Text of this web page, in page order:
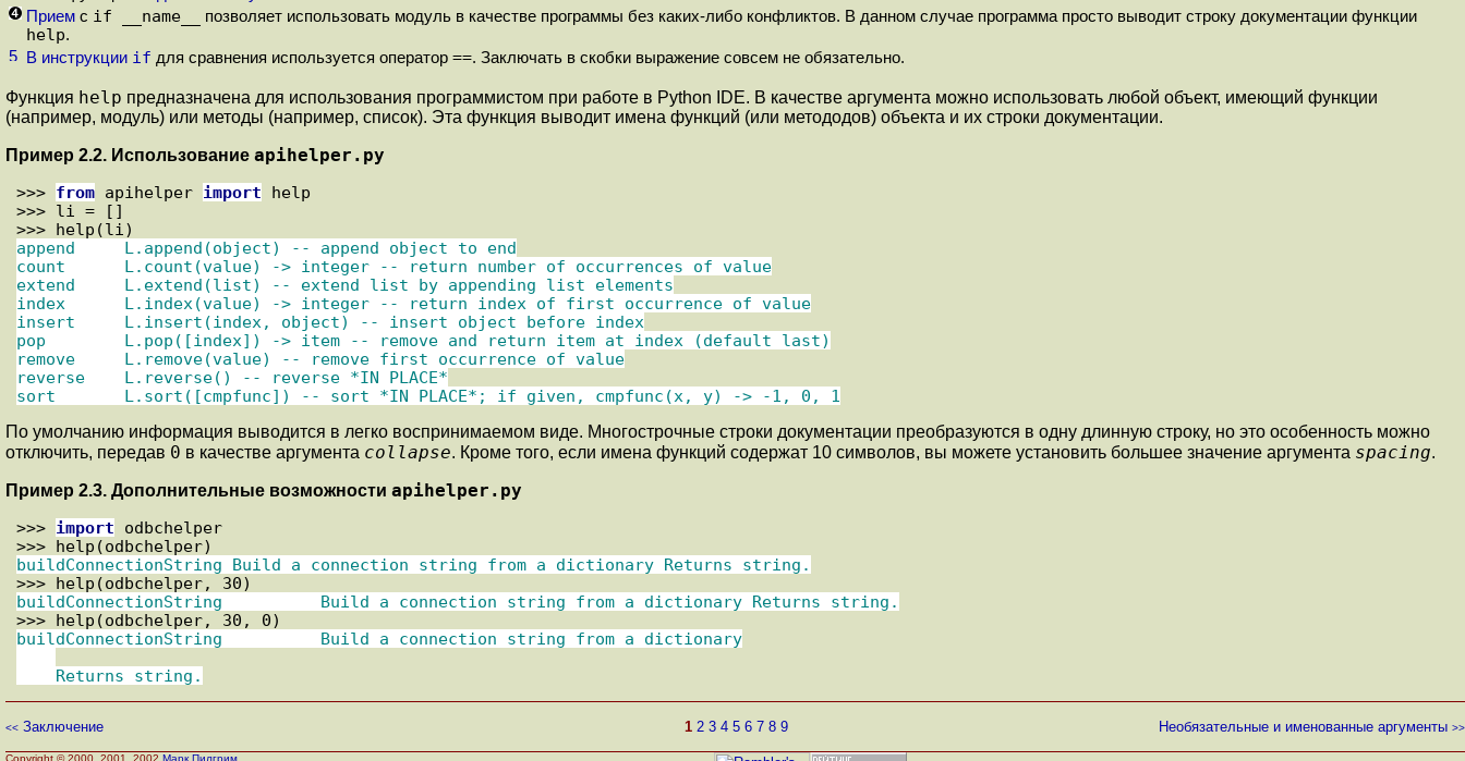
Прием с if __name__ позволяет использовать модуль в качестве программы без каких-либо конфликтов. В данном случае программа просто выводит строку документации функции
help.
В инструкции if для сравнения используется оператор ==. Заключать в скобки выражение совсем не обязательно.
Функция help предназначена для использования программистом при работе в Python IDE. В качестве аргумента можно использовать любой объект, имеющий функции
(например, модуль) или методы (например, список). Эта функция выводит имена функций (или метододов) объекта и их строки документации.
Пример 2.2. Использование apihelper.py
>>> from apihelper import help
>>> li = []
>>> help(li)
append     L.append(object) -- append object to end
count      L.count(value) -> integer -- return number of occurrences of value
extend     L.extend(list) -- extend list by appending list elements
index      L.index(value) -> integer -- return index of first occurrence of value
insert     L.insert(index, object) -- insert object before index
pop        L.pop([index]) -> item -- remove and return item at index (default last)
remove     L.remove(value) -- remove first occurrence of value
reverse    L.reverse() -- reverse *IN PLACE*
sort       L.sort([cmpfunc]) -- sort *IN PLACE*; if given, cmpfunc(x, y) -> -1, 0, 1
По умолчанию информация выводится в легко воспринимаемом виде. Многострочные строки документации преобразуются в одну длинную строку, но это особенность можно
отключить, передав 0 в качестве аргумента collapse. Кроме того, если имена функций содержат 10 символов, вы можете установить большее значение аргумента spacing.
Пример 2.3. Дополнительные возможности apihelper.py
>>> import odbchelper
>>> help(odbchelper)
buildConnectionString Build a connection string from a dictionary Returns string.
>>> help(odbchelper, 30)
buildConnectionString          Build a connection string from a dictionary Returns string.
>>> help(odbchelper, 30, 0)
buildConnectionString          Build a connection string from a dictionary
<< Заключение 1 2 3 4 5 6 7 8 9 Необязательные и именованные аргументы >>
Copyright © 2000, 2001, 2002 Марк Пилгрим